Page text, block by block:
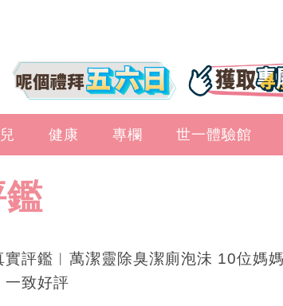
健康 專欄 世一體驗館
實評鑑︱萬潔靈除臭潔廁泡沬 10位媽
一致好評